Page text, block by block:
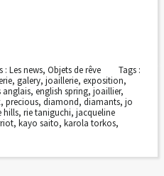
: Les news, Objets de rêve
Tags :
, galery, joaillerie, exposition,
anglais, english spring, joaillier,
, precious, diamond, diamants, jo
hills, rie taniguchi, jacqueline
, kayo saito, karola torkos,